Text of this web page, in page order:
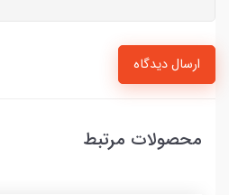
ارسال دیدگاه
محصولات مرتبط